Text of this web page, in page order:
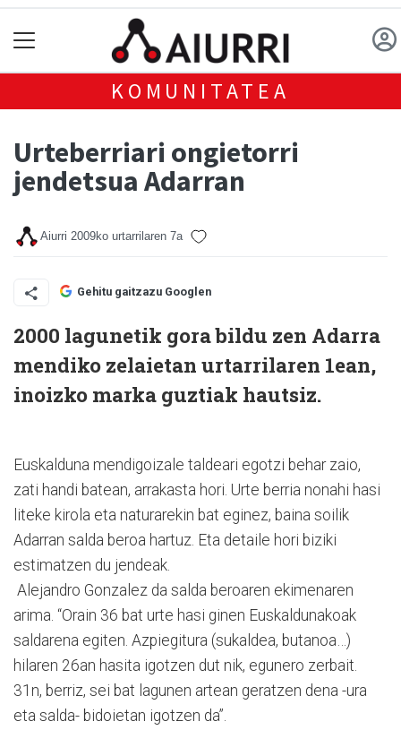
KOMUNITATEA
Urteberriari ongietorri
jendetsua Adarran
Aiurri 2009ko urtarrilaren 7a
Gehitu gaitzazu Googlen
2000 lagunetik gora bildu zen Adarra
mendiko zelaietan urtarrilaren 1ean,
inoizko marka guztiak hautsiz.
Euskalduna mendigoizale taldeari egotzi behar zaio,
zati handi batean, arrakasta hori. Urte berria nonahi hasi
liteke kirola eta naturarekin bat eginez, baina soilik
Adarran salda beroa hartuz. Eta detaile hori biziki
estimatzen du jendeak.
Alejandro Gonzalez da salda beroaren ekimenaren
arima. “Orain 36 bat urte hasi ginen Euskaldunakoak
saldarena egiten. Azpiegitura (sukaldea, butanoa…)
hilaren 26an hasita igotzen dut nik, egunero zerbait.
31n, berriz, sei bat lagunen artean geratzen dena -ura
eta salda- bidoietan igotzen da”.